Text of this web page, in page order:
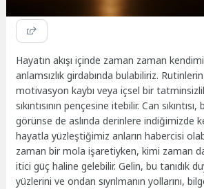
Hayatın akışı içinde zaman zaman
anlamsızlık girdabında bulabiliriz.
motivasyon kaybı veya içsel bir
sıkıntısının pençesine itebilir. Can
görünse de aslında derinlere indiğimizde
hayatla yüzleştiğimiz anların habercisi
zaman bir mola işaretiyken, kimi zaman
itici güç haline gelebilir. Gelin, bu tanıdık
yüzlerini ve ondan sıyrılmanın yollarını,